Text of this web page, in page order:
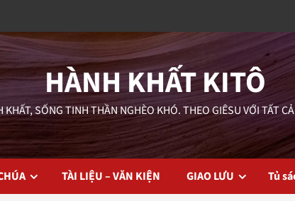
HÀNH KHẤT KITÔ
KHẤT, SỐNG TINH THẦN NGHÈO KHÓ. THEO GIÊSU VỚI TẤT
TÀI LIỆU – VĂN KIỆN GIAO LƯU Tủ